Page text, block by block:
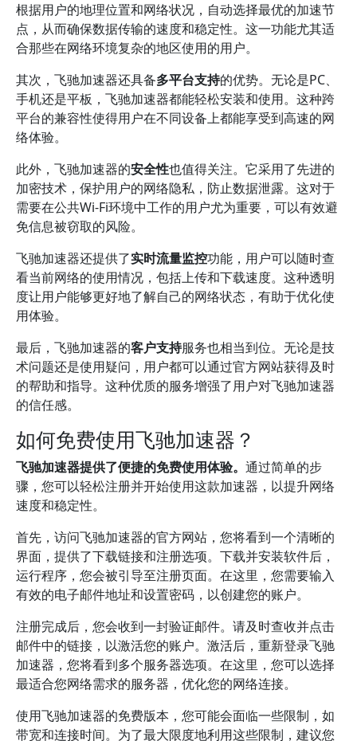
根据用户的地理位置和网络状况，自动选择最优的加速节
点，从而确保数据传输的速度和稳定性。这一功能尤其适
合那些在网络环境复杂的地区使用的用户。
其次，飞驰加速器还具备多平台支持的优势。无论是PC、
手机还是平板，飞驰加速器都能轻松安装和使用。这种跨
平台的兼容性使得用户在不同设备上都能享受到高速的网
络体验。
此外，飞驰加速器的安全性也值得关注。它采用了先进的
加密技术，保护用户的网络隐私，防止数据泄露。这对于
需要在公共Wi-Fi环境中工作的用户尤为重要，可以有效避
免信息被窃取的风险。
飞驰加速器还提供了实时流量监控功能，用户可以随时查
看当前网络的使用情况，包括上传和下载速度。这种透明
度让用户能够更好地了解自己的网络状态，有助于优化使
用体验。
最后，飞驰加速器的客户支持服务也相当到位。无论是技
术问题还是使用疑问，用户都可以通过官方网站获得及时
的帮助和指导。这种优质的服务增强了用户对飞驰加速器
的信任感。
如何免费使用飞驰加速器？
飞驰加速器提供了便捷的免费使用体验。 通过简单的步
骤，您可以轻松注册并开始使用这款加速器，以提升网络
速度和稳定性。
首先，访问飞驰加速器的官方网站，您将看到一个清晰的
界面，提供了下载链接和注册选项。下载并安装软件后，
运行程序，您会被引导至注册页面。在这里，您需要输入
有效的电子邮件地址和设置密码，以创建您的账户。
注册完成后，您会收到一封验证邮件。请及时查收并点击
邮件中的链接，以激活您的账户。激活后，重新登录飞驰
加速器，您将看到多个服务器选项。在这里，您可以选择
最适合您网络需求的服务器，优化您的网络连接。
使用飞驰加速器的免费版本，您可能会面临一些限制，如
带宽和连接时间。为了最大限度地利用这些限制，建议您